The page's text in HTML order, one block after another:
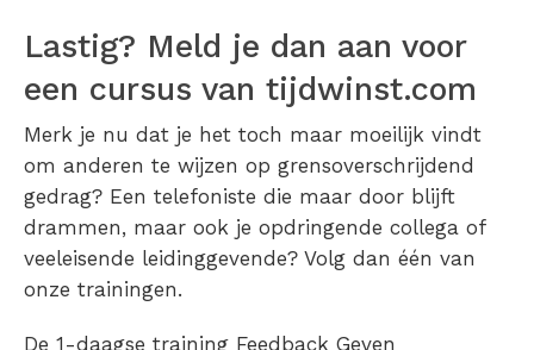
Lastig? Meld je dan aan voor
een cursus van tijdwinst.com
Merk je nu dat je het toch maar moeilijk vindt
om anderen te wijzen op grensoverschrijdend
gedrag? Een telefoniste die maar door blijft
drammen, maar ook je opdringende collega of
veeleisende leidinggevende? Volg dan één van
onze trainingen.
De 1-daagse training Feedback Geven